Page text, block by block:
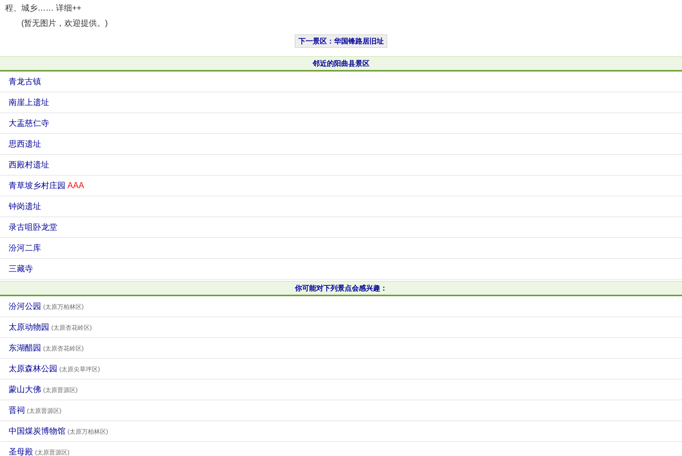
程、城乡…… 详细++
(暂无图片，欢迎提供。)
下一景区：华国锋路居旧址
邻近的阳曲县景区
青龙古镇
南崖上遗址
大盂慈仁寺
思西遗址
西殿村遗址
青草坡乡村庄园 AAA
钟岗遗址
录古咀卧龙堂
汾河二库
三藏寺
你可能对下列景点会感兴趣：
汾河公园 (太原万柏林区)
太原动物园 (太原杏花岭区)
东湖醋园 (太原杏花岭区)
太原森林公园 (太原尖草坪区)
蒙山大佛 (太原晋源区)
晋祠 (太原晋源区)
中国煤炭博物馆 (太原万柏林区)
圣母殿 (太原晋源区)